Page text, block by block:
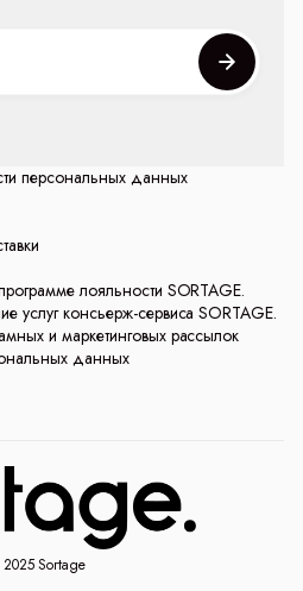
персональных данных
лояльности SORTAGE.
услуг консьерж-сервиса SORTAGE.
и маркетинговых рассылок
данных
Sortage